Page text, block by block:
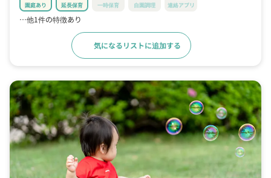
園庭あり 延長保育 一時保育 自園調理 連絡アプリ
…他1件の特徴あり
気になるリストに追加する